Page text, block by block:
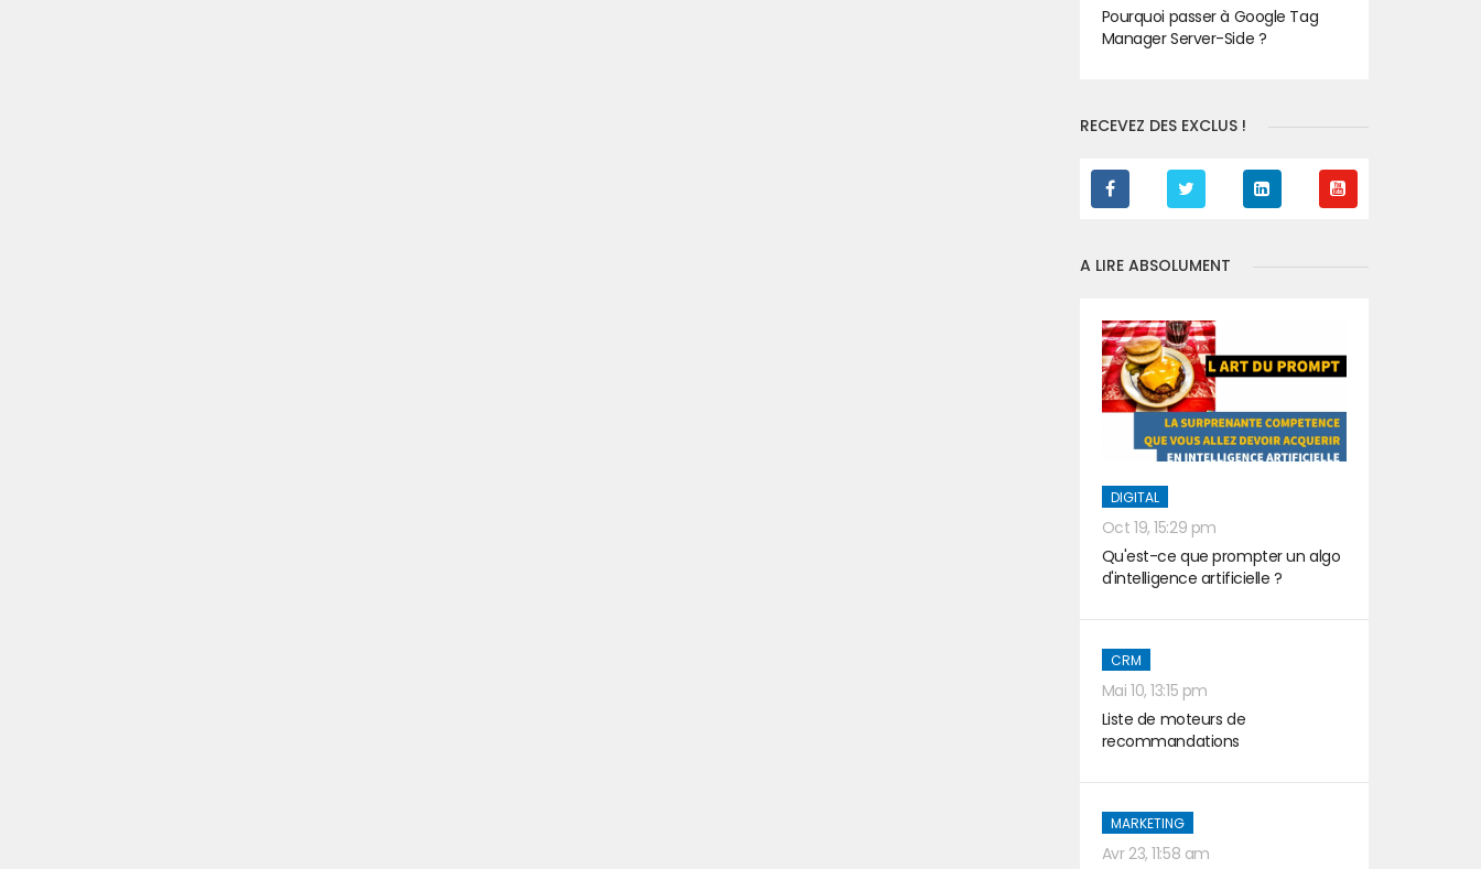
Pourquoi passer à Google Tag
Manager Server-Side ?
RECEVEZ DES EXCLUS !
A LIRE ABSOLUMENT
DIGITAL
Oct 19, 15:29 pm
Qu'est-ce que prompter un algo
d'intelligence artificielle ?
CRM
Mai 10, 13:15 pm
Liste de moteurs de
recommandations
MARKETING
Avr 23, 11:58 am